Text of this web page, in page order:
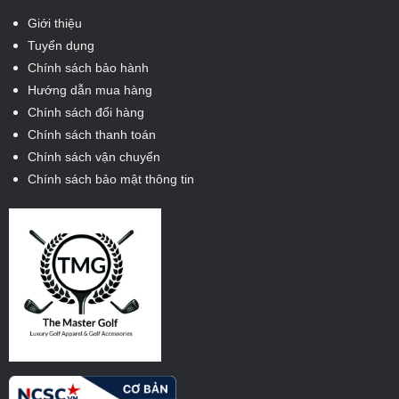
Giới thiệu
Tuyển dụng
Chính sách bảo hành
Hướng dẫn mua hàng
Chính sách đổi hàng
Chính sách thanh toán
Chính sách vận chuyển
Chính sách bảo mật thông tin